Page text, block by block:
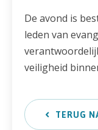
De avond is
leden van
veiligheid
TERUG